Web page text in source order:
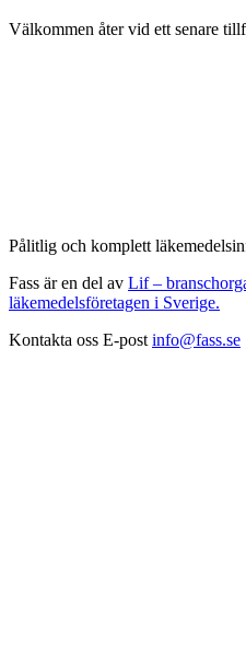
Välkommen åter vid ett senare
Pålitlig och komplett
Fass är en del av Lif –
läkemedelsföretagen i Sverige.
Kontakta oss E-post info@fass.se